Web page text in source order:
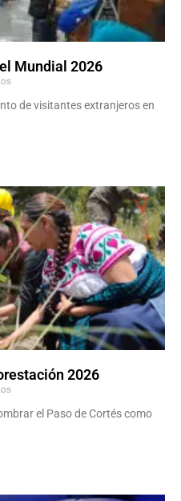
Mundial 2026
de visitantes extranjeros en
2026
el Paso de Cortés como